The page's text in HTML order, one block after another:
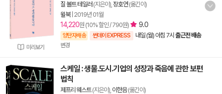
미리보기
질 볼트 테일러 (지은이), 장호연(옮긴이)
윌북| 2019년 01월
14,220원 (10% 할인 / 790원) 9.0
양탄자배송 썬데이 EXPRESS 내일 (월) 아침 7시 출근전 배송
변경
스케일 : 생물.도시.기업의 성장과 죽음에 관한 보편
법칙
제프리 웨스트(지은이), 이한음(옮긴이)